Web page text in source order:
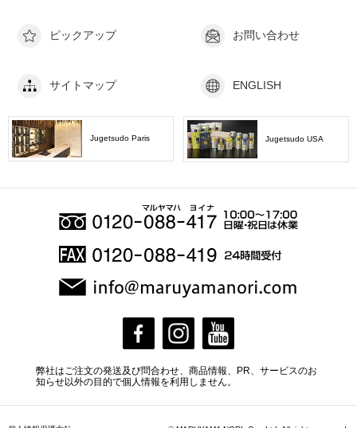
ピックアップ お問い合わせ
サイトマップ ENGLISH
Jugetsudo Paris Jugetsudo USA
弊社はご注文の発送及び問合わせ、商品情報、PR、サービスのお
知らせ以外の目的で個人情報を利用しません。